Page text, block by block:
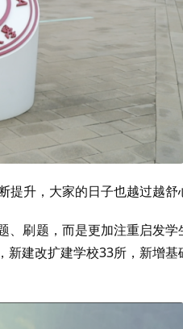
提升，大家的日子也越过越舒
、刷题，而是更加注重启发学
新建改扩建学校33所，新增基